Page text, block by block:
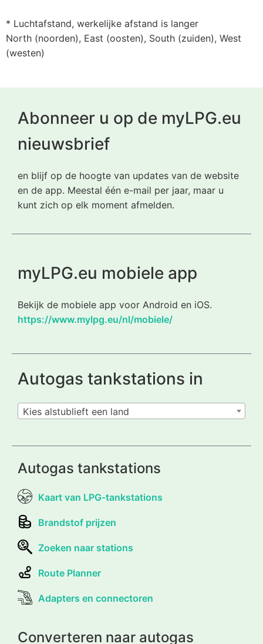
* Luchtafstand, werkelijke afstand is langer
North (noorden), East (oosten), South (zuiden), West
(westen)
Abonneer u op de myLPG.eu
nieuwsbrief
en blijf op de hoogte van updates van de website
en de app. Meestal één e-mail per jaar, maar u
kunt zich op elk moment afmelden.
myLPG.eu mobiele app
Bekijk de mobiele app voor Android en iOS.
https://www.mylpg.eu/nl/mobiele/
Autogas tankstations in
Kies alstublieft een land
Autogas tankstations
Kaart van LPG-tankstations
Brandstof prijzen
Zoeken naar stations
Route Planner
Adapters en connectoren
Converteren naar autogas